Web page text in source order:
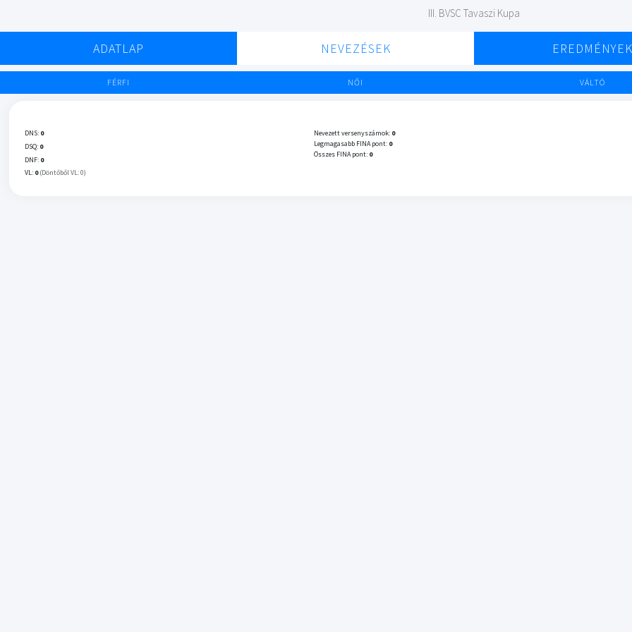
III. BVSC Tavaszi Kupa
ADATLAP NEVEZÉSEK EREDMÉNYEK
FÉRFI NŐI VÁLTÓ
DNS: 0
DSQ: 0
DNF: 0
VL: 0 (Döntőből VL: 0)
Nevezett versenyszámok: 0
Legmagasabb FINA pont: 0
Összes FINA pont: 0